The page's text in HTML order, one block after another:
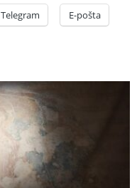
Telegram E-pošta